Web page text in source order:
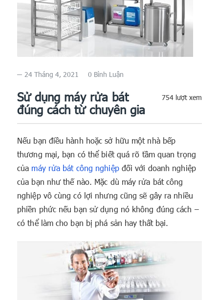
24 Tháng 4, 2021 0 Bình Luận
754 lượt xem
Sử dụng máy rửa bát
đúng cách từ chuyên gia
Nếu bạn điều hành hoặc sở hữu một nhà bếp
thương mại, bạn có thể biết quá rõ tầm quan trọng
của máy rửa bát công nghiệpđối với doanh nghiệp
của bạn như thế nào. Mặc dù máy rửa bát công
nghiệp vô cùng có lợi nhưng cũng sẽ gây ra nhiều
phiền phức nếu bạn sử dụng nó không đúng cách –
có thể làm cho bạn bị phá sản hay thất bại.